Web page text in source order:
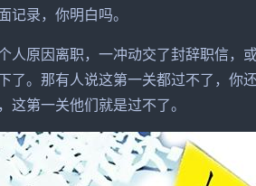
记录，你明白吗。
人原因离职，一冲动交了封辞职信，
了。那有人说这第一关都过不了，你
第一关他们就是过不了。